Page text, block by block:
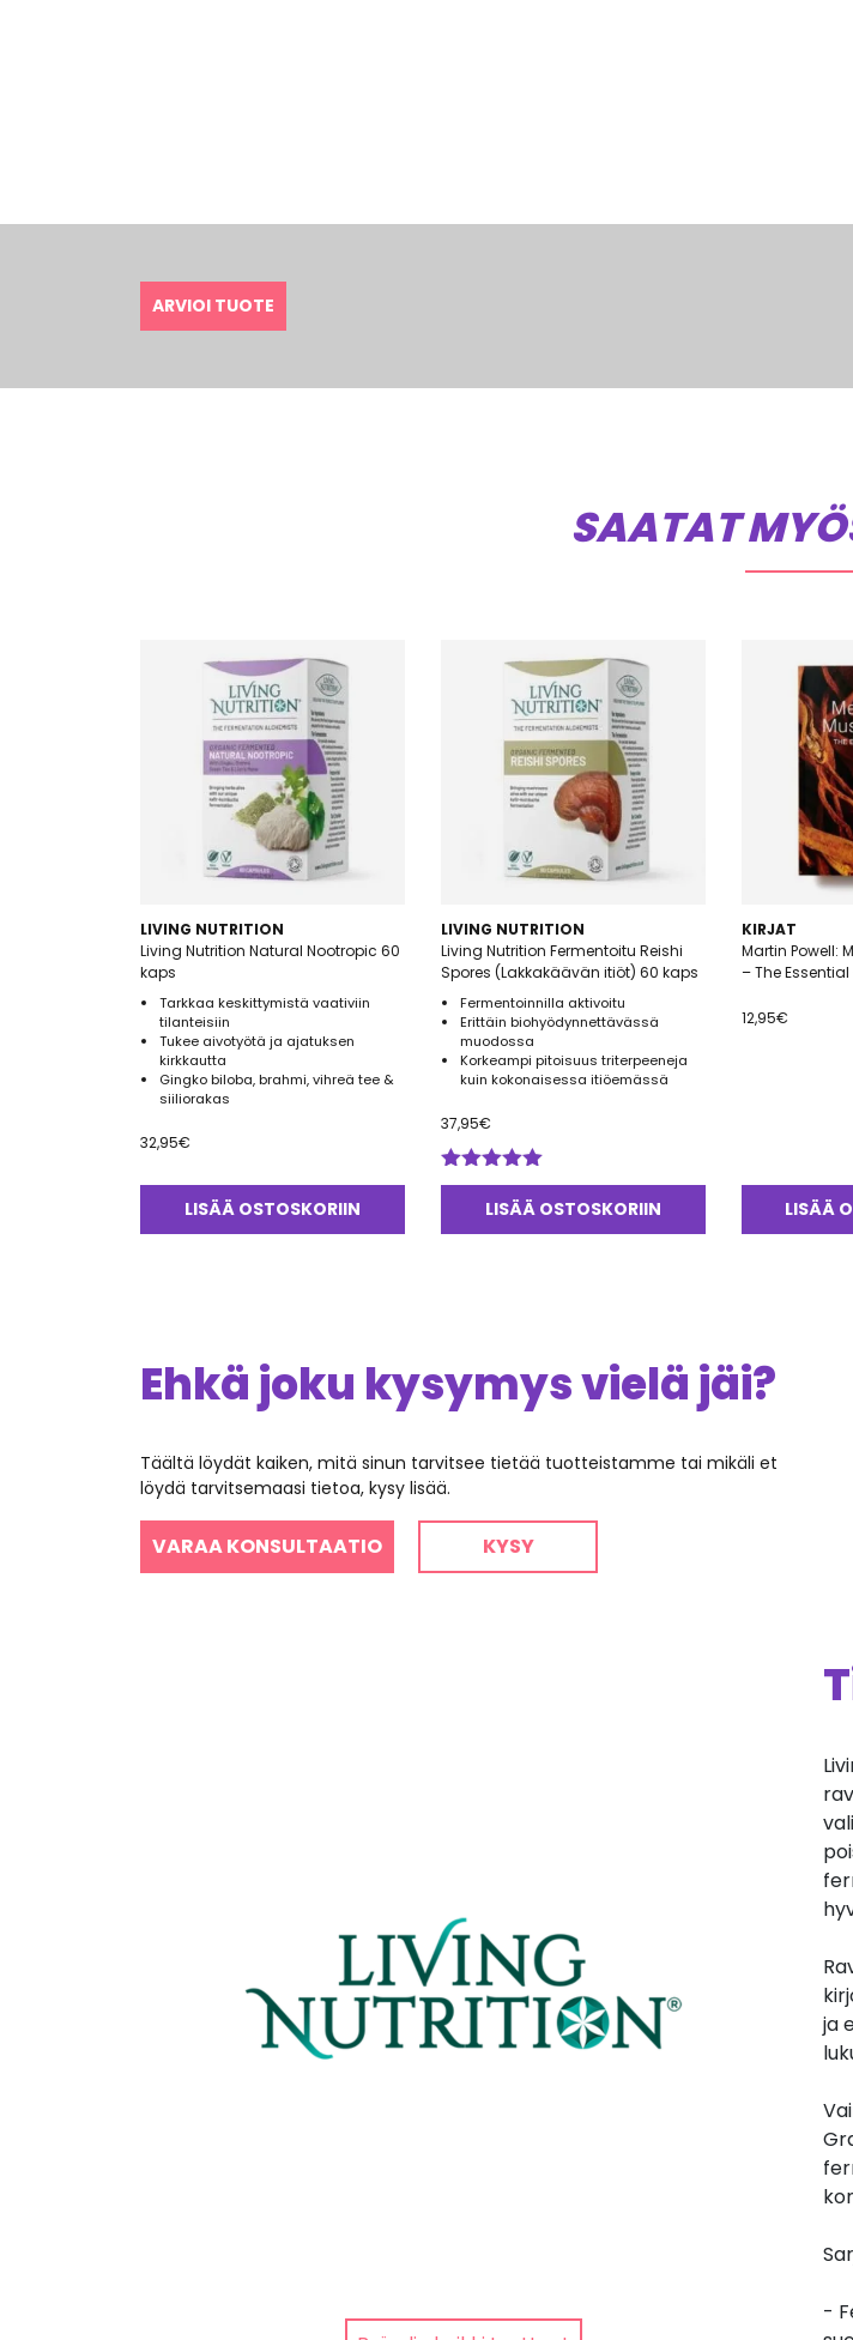
ARVIOI TUOTE
SAATAT
LIVING NUTRITION
Living Nutrition Natural Nootropic 60
kaps
Tarkkaa keskittymistä vaativiin
tilanteisiin
Tukee aivotyötä ja ajatuksen
kirkkautta
Gingko biloba, brahmi, vihreä tee &
siiliorakas
32,95€
LISÄÄ OSTOSKORIIN
LIVING NUTRITION
Living Nutrition Fermentoitu Reishi
Spores (Lakkakäävän itiöt) 60 kaps
Fermentoinnilla aktivoitu
Erittäin biohyödynnettävässä
muodossa
Korkeampi pitoisuus triterpeeneja
kuin kokonaisessa itiöemässä
37,95€
Arvostelu
tuotteesta:
LISÄÄ OSTOSKORIIN
KIRJAT
Martin Powell:
– The
12,95€
LISÄÄ
Ehkä joku kysymys vielä jäi?
Täältä löydät kaiken, mitä sinun tarvitsee tietää tuotteistamme tai mikäli et
löydä tarvitsemaasi tietoa, kysy lisää.
VARAA KONSULTAATIO KYSY
ja
-